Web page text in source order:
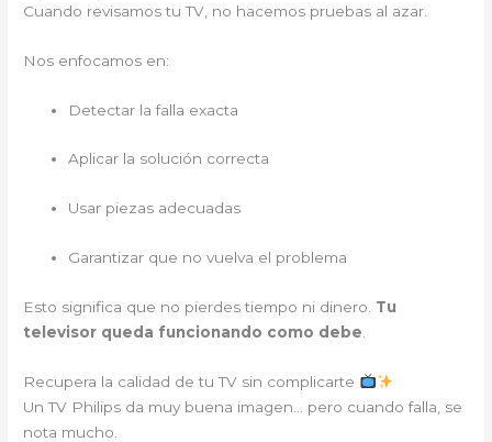
Cuando revisamos tu TV, no hacemos pruebas al azar.
Nos enfocamos en:
Detectar la falla exacta
Aplicar la solución correcta
Usar piezas adecuadas
Garantizar que no vuelva el problema
Esto significa que no pierdes tiempo ni dinero. Tu
televisor queda funcionando como debe
Recupera la calidad de tu TV sin complicarte
Un TV Philips da muy buena imagen… pero cuando falla, se
nota mucho.